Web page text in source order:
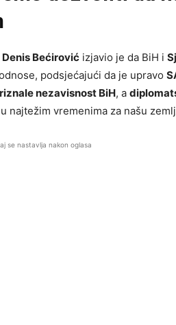
Denis Bećirović izjavio je da BiH i
podsjećajući da je upravo
nezavisnost BiH, a
najtežim vremenima za našu
se nastavlja nakon oglasa